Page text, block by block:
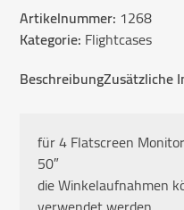
50"
Menge
Artikelnummer: 1268
Kategorie: Flightcases
BeschreibungZusätzliche
für 4 Flatscreen
50″
die Winkelaufnahmen